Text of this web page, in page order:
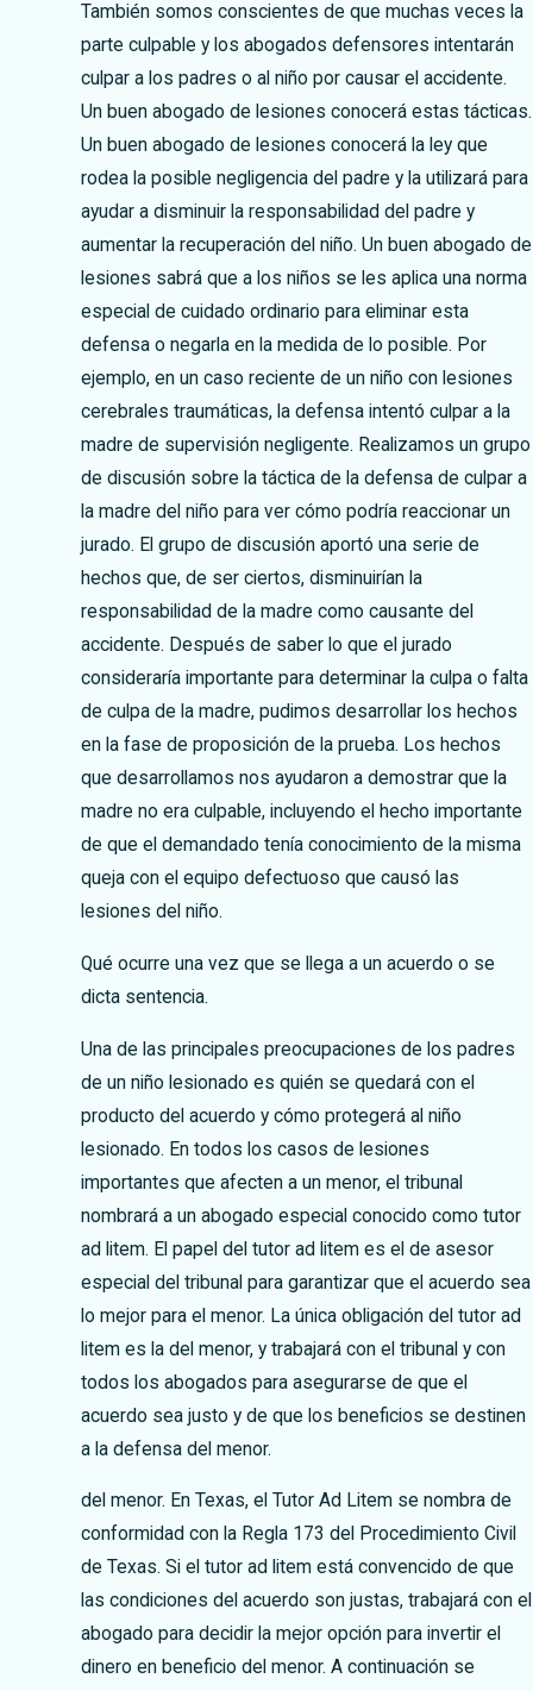
También somos conscientes de que muchas veces la
parte culpable y los abogados defensores intentarán
culpar a los padres o al niño por causar el accidente.
Un buen abogado de lesiones conocerá estas tácticas.
Un buen abogado de lesiones conocerá la ley que
rodea la posible negligencia del padre y la utilizará para
ayudar a disminuir la responsabilidad del padre y
aumentar la recuperación del niño. Un buen abogado de
lesiones sabrá que a los niños se les aplica una norma
especial de cuidado ordinario para eliminar esta
defensa o negarla en la medida de lo posible. Por
ejemplo, en un caso reciente de un niño con lesiones
cerebrales traumáticas, la defensa intentó culpar a la
madre de supervisión negligente. Realizamos un grupo
de discusión sobre la táctica de la defensa de culpar a
la madre del niño para ver cómo podría reaccionar un
jurado. El grupo de discusión aportó una serie de
hechos que, de ser ciertos, disminuirían la
responsabilidad de la madre como causante del
accidente. Después de saber lo que el jurado
consideraría importante para determinar la culpa o falta
de culpa de la madre, pudimos desarrollar los hechos
en la fase de proposición de la prueba. Los hechos
que desarrollamos nos ayudaron a demostrar que la
madre no era culpable, incluyendo el hecho importante
de que el demandado tenía conocimiento de la misma
queja con el equipo defectuoso que causó las
lesiones del niño.
Qué ocurre una vez que se llega a un acuerdo o se
dicta sentencia.
Una de las principales preocupaciones de los padres
de un niño lesionado es quién se quedará con el
producto del acuerdo y cómo protegerá al niño
lesionado. En todos los casos de lesiones
importantes que afecten a un menor, el tribunal
nombrará a un abogado especial conocido como tutor
ad litem. El papel del tutor ad litem es el de asesor
especial del tribunal para garantizar que el acuerdo sea
lo mejor para el menor. La única obligación del tutor ad
litem es la del menor, y trabajará con el tribunal y con
todos los abogados para asegurarse de que el
acuerdo sea justo y de que los beneficios se destinen
a la defensa del menor.
del menor. En Texas, el Tutor Ad Litem se nombra de
conformidad con la Regla 173 del Procedimiento Civil
de Texas. Si el tutor ad litem está convencido de que
las condiciones del acuerdo son justas, trabajará con el
abogado para decidir la mejor opción para invertir el
dinero en beneficio del menor. A continuación se